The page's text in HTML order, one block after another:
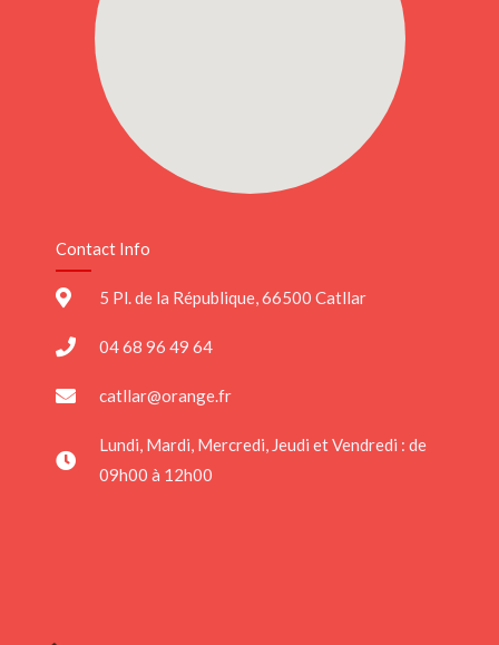
Contact Info
5 Pl. de la République, 66500 Catllar
04 68 96 49 64
catllar@orange.fr
Lundi, Mardi, Mercredi, Jeudi et Vendredi : de
09h00 à 12h00